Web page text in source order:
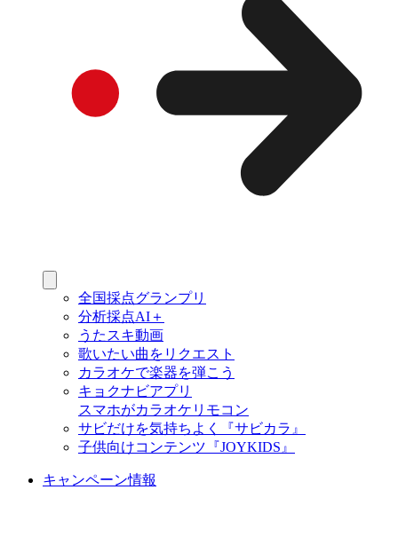
全国採点グランプリ
分析採点AI＋
うたスキ動画
歌いたい曲をリクエスト
カラオケで楽器を弾こう
キョクナビアプリ
スマホがカラオケリモコン
サビだけを気持ちよく『サビカラ』
子供向けコンテンツ『JOYKIDS』
キャンペーン情報